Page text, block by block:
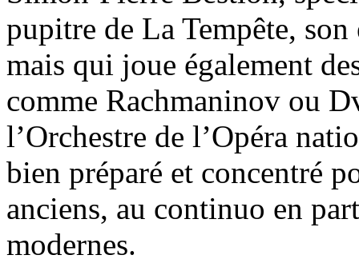
pupitre de La Tempête,
mais qui joue également
comme Rachmaninov ou
l’Orchestre de l’Opéra
bien préparé et concentré
anciens, au continuo en
modernes.